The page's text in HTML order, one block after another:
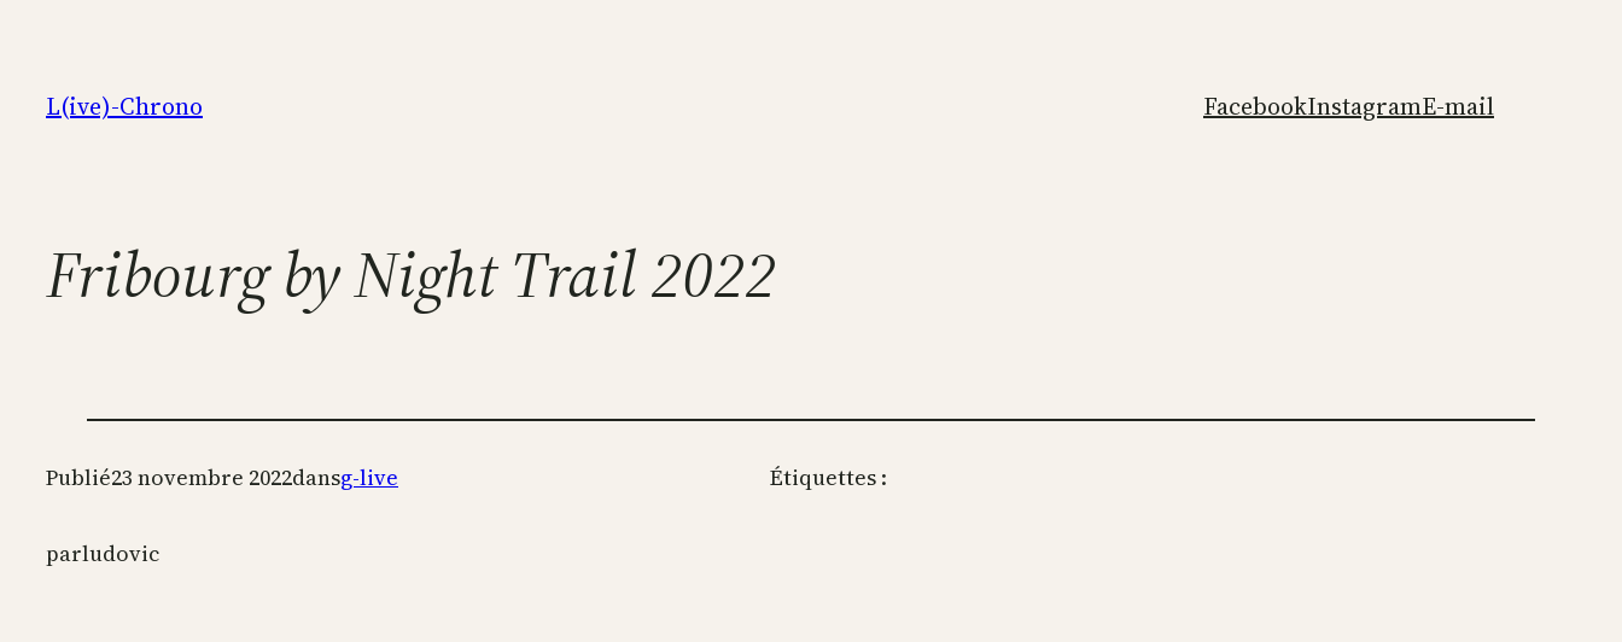
contenu
L(ive)-Chrono FacebookInstagramE-mail
Fribourg by Night Trail 2022
Publié23 novembre 2022dansg-live
parludovic
Étiquettes :